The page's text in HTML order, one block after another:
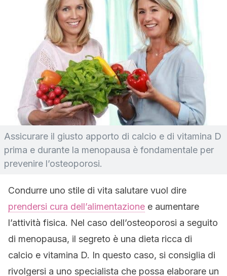
Assicurare il giusto apporto di calcio e di vitamina D
prima e durante la menopausa è fondamentale per
prevenire l’osteoporosi.
Condurre uno stile di vita salutare vuol dire
prendersi cura dell’alimentazione e aumentare
l’attività fisica. Nel caso dell’osteoporosi a seguito
di menopausa, il segreto è una dieta ricca di
calcio e vitamina D. In questo caso, si consiglia di
rivolgersi a uno specialista che possa elaborare un